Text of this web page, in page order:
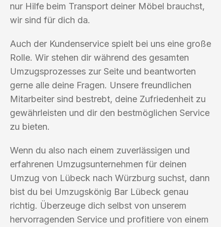
nur Hilfe beim Transport deiner Möbel brauchst,
wir sind für dich da.
Auch der Kundenservice spielt bei uns eine große
Rolle. Wir stehen dir während des gesamten
Umzugsprozesses zur Seite und beantworten
gerne alle deine Fragen. Unsere freundlichen
Mitarbeiter sind bestrebt, deine Zufriedenheit zu
gewährleisten und dir den bestmöglichen Service
zu bieten.
Wenn du also nach einem zuverlässigen und
erfahrenen Umzugsunternehmen für deinen
Umzug von Lübeck nach Würzburg suchst, dann
bist du bei Umzugskönig Bar Lübeck genau
richtig. Überzeuge dich selbst von unserem
hervorragenden Service und profitiere von einem